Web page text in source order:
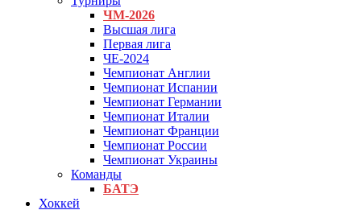
ЧМ-2026
Высшая лига
Первая лига
ЧЕ-2024
Чемпионат Англии
Чемпионат Испании
Чемпионат Германии
Чемпионат Италии
Чемпионат Франции
Чемпионат России
Чемпионат Украины
Команды
БАТЭ
Хоккей